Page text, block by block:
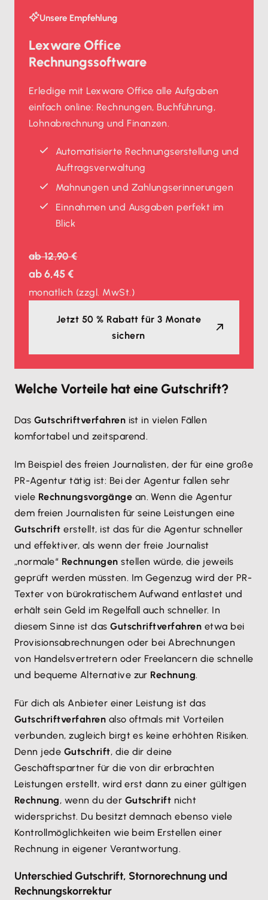
Unsere Empfehlung
Lexware Office
Rechnungssoftware
Erledige mit Lexware Office alle Aufgaben
einfach online: Rechnungen, Buchführung,
Lohnabrechnung und Finanzen.
Automatisierte Rechnungserstellung und
Auftragsverwaltung
Mahnungen und Zahlungserinnerungen
Einnahmen und Ausgaben perfekt im
Blick
ab12,90 €
ab6,45 €
monatlich (zzgl. MwSt.)
Jetzt 50 % Rabatt für 3 Monate
sichern
Welche Vorteile hat eine Gutschrift?
Das Gutschriftverfahren ist in vielen Fällen
komfortabel und zeitsparend.
Im Beispiel des freien Journalisten, der für eine große
PR-Agentur tätig ist: Bei der Agentur fallen sehr
viele Rechnungsvorgänge an. Wenn die Agentur
dem freien Journalisten für seine Leistungen eine
Gutschrifterstellt, ist das für die Agentur schneller
und effektiver, als wenn der freie Journalist
„normale“ Rechnungen stellen würde, die jeweils
geprüft werden müssten. Im Gegenzug wird der PR-
Texter von bürokratischem Aufwand entlastet und
erhält sein Geld im Regelfall auch schneller. In
diesem Sinne ist dasGutschriftverfahren etwa bei
Provisionsabrechnungen oder bei Abrechnungen
von Handelsvertretern oder Freelancern die schnelle
und bequeme Alternative zur Rechnung.
Für dich als Anbieter einer Leistung ist das
Gutschriftverfahren also oftmals mit Vorteilen
verbunden, zugleich birgt es keine erhöhten Risiken.
Denn jede Gutschrift, die dir deine
Geschäftspartner für die von dir erbrachten
Leistungen erstellt, wird erst dann zu einer gültigen
Rechnung, wenn du der Gutschrift nicht
widersprichst. Du besitzt demnach ebenso viele
Kontrollmöglichkeiten wie beim Erstellen einer
Rechnung in eigener Verantwortung.
Unterschied Gutschrift, Stornorechnung und
Rechnungskorrektur